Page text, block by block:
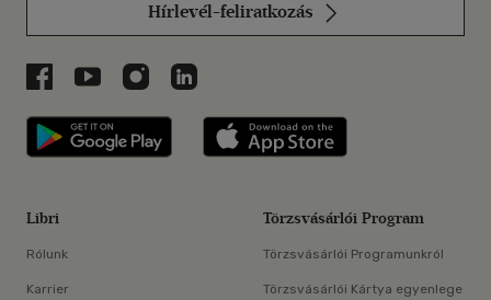
Hírlevél-feliratkozás
Libri a Facebookon
Libri a Youtube-on
Libri az Instagramon
Libri a LinkedInen
Libri applikáció Szerezd meg: Google
Libri
Rólunk
Karrier
Törzsvásárlói Program
Törzsvásárlói Programunkról
Törzsvásárlói Kártya egyenlege